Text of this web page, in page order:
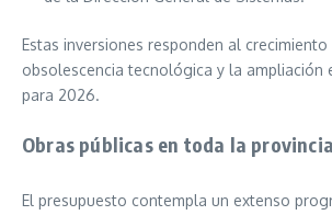
Estas inversiones responden al
obsolescencia tecnológica y la ampliación
para 2026.
Obras públicas en toda la provincia
El presupuesto contempla un extenso